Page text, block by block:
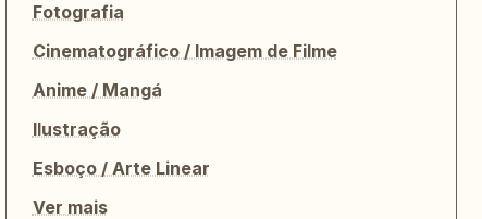
Fotografia
Cinematográfico / Imagem de Filme
Anime / Mangá
Ilustração
Esboço / Arte Linear
Ver mais